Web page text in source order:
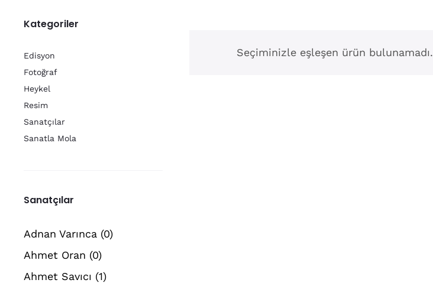
Seçiminizle eşleşen ürün bulunamadı.
Kategoriler
Edisyon
Fotoğraf
Heykel
Resim
Sanatçılar
Sanatla Mola
Sanatçılar
Adnan Varınca (0)
Ahmet Oran (0)
Ahmet Savıcı (1)